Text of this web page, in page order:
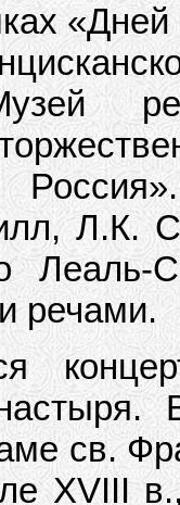
Л.К.
Леаль-
речами.
св.
XVIII